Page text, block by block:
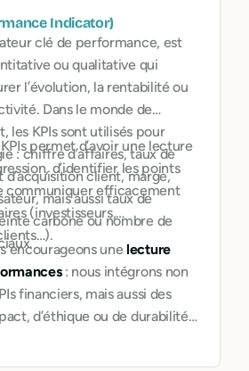
Indicator)
clé de performance, est
ou qualitative qui
l’évolution, la rentabilité ou
Dans le monde de
les KPIs sont utilisés pour
: chiffre d’affaires, taux de
client, marge,
mais aussi taux de
carbone ou nombre de
permet d’avoir une lecture
d’identifier les points
communiquer efficacement
(investisseurs,
encourageons unelecture
: nous intégrons non
financiers, mais aussi des
d’éthique ou de durabilité.
de ne pas